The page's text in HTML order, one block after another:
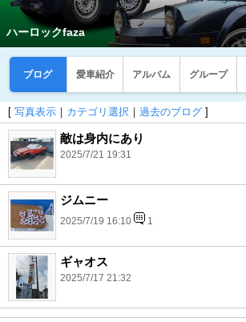
ハーロックfaza
ブログ 愛車紹介 アルバム グループ
[ 写真表示 ｜ カテゴリ選択 ｜ 過去のブログ ]
敵は身内にあり
2025/7/21 19:31
ジムニー
2025/7/19 16:10 1
ギャオス
2025/7/17 21:32